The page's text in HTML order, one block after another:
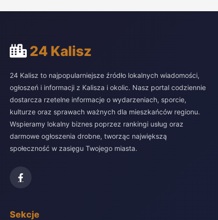
24 Kalisz
24 Kalisz to najpopularniejsze źródło lokalnych wiadomości,
ogłoszeń i informacji z Kalisza i okolic. Nasz portal codziennie
dostarcza rzetelne informacje o wydarzeniach, sporcie,
kulturze oraz sprawach ważnych dla mieszkańców regionu.
Wspieramy lokalny biznes poprzez rankingi usług oraz
darmowe ogłoszenia drobne, tworząc największą
społeczność w zasięgu Twojego miasta.
Sekcje